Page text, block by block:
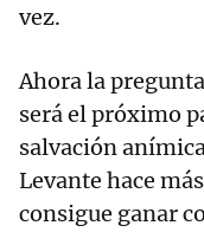
vez.
Ahora la
será el próximo
salvación
Levante hace
consigue ganar